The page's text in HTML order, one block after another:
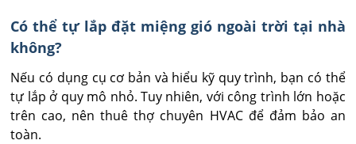
Có thể tự lắp đặt miệng gió ngoài trời tại nhà
không?
Nếu có dụng cụ cơ bản và hiểu kỹ quy trình, bạn có thể
tự lắp ở quy mô nhỏ. Tuy nhiên, với công trình lớn hoặc
trên cao, nên thuê thợ chuyên HVAC để đảm bảo an
toàn.